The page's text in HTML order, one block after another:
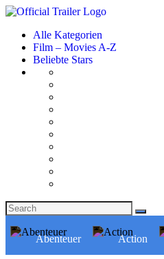
Alle Kategorien
Film – Movies A-Z
Beliebte Stars
Abenteuer Action